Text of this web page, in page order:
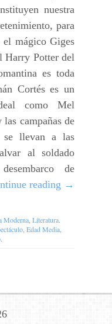
nuestra
para
mágico Giges
Harry Potter del
es toda
Cortés es un
como Mel
campañas de
se llevan a las
al soldado
de
reading →
Moderna Literatura.
Edad Media
.